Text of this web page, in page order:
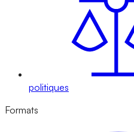
politiques
Formats